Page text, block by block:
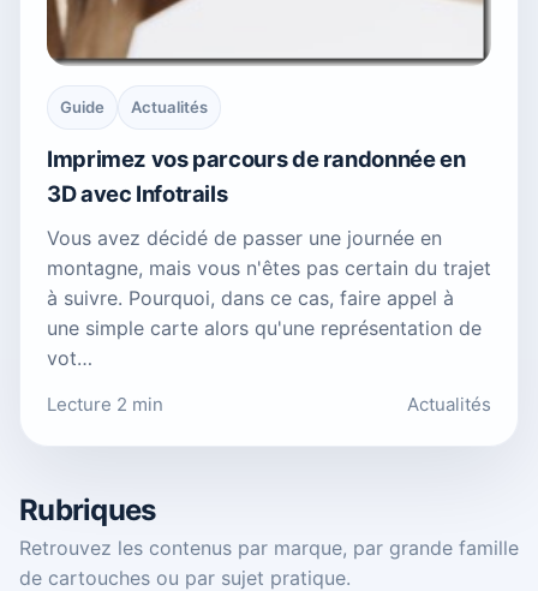
Guide Actualités
Imprimez vos parcours de randonnée en
3D avec Infotrails
Vous avez décidé de passer une journée en
montagne, mais vous n'êtes pas certain du trajet
à suivre. Pourquoi, dans ce cas, faire appel à
une simple carte alors qu'une représentation de
vot…
Lecture 2 min Actualités
Rubriques
Retrouvez les contenus par marque, par grande famille
de cartouches ou par sujet pratique.